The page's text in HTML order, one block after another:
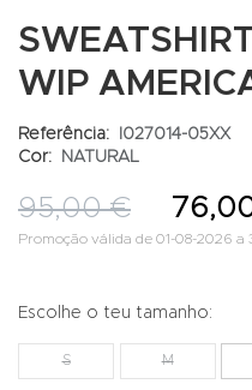
WIP
Referência:
I027014-05XX
Cor:
NATURAL
95,00 €
Promoção válida de 01-08-2026 a
Escolhe o teu tamanho:
S M